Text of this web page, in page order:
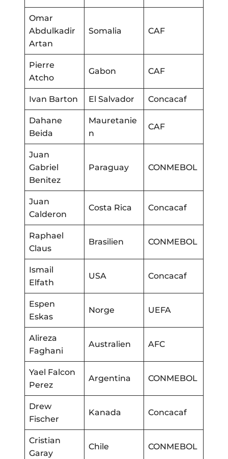
Omar
Abdulkadir
Artan
Somalia CAF
Pierre
Atcho
Gabon CAF
Ivan Barton El Salvador Concacaf
Dahane
Beida
Mauretanie
n
CAF
Juan
Gabriel
Benitez
Paraguay CONMEBOL
Juan
Calderon
Costa Rica Concacaf
Raphael
Claus
Brasilien CONMEBOL
Ismail
Elfath
USA Concacaf
Espen
Eskas
Norge UEFA
Alireza
Faghani
Australien AFC
Yael Falcon
Perez
Argentina CONMEBOL
Drew
Fischer
Kanada Concacaf
Cristian
Garay
Chile CONMEBOL